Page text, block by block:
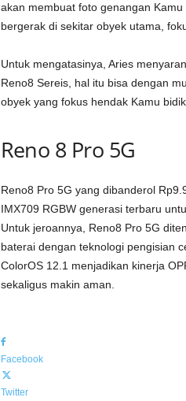
akan membuat foto genangan
bergerak di sekitar obyek utama,
Untuk mengatasinya, Aries
Reno8 Sereis, hal itu bisa dengan
obyek yang fokus hendak Kamu bidik.
Reno 8 Pro 5G
Reno8 Pro 5G yang dibanderol
IMX709 RGBW generasi terbaru
Untuk jeroannya, Reno8 Pro 5G
baterai dengan teknologi pengisian
ColorOS 12.1 menjadikan kinerja
sekaligus makin aman.
Facebook
Twitter